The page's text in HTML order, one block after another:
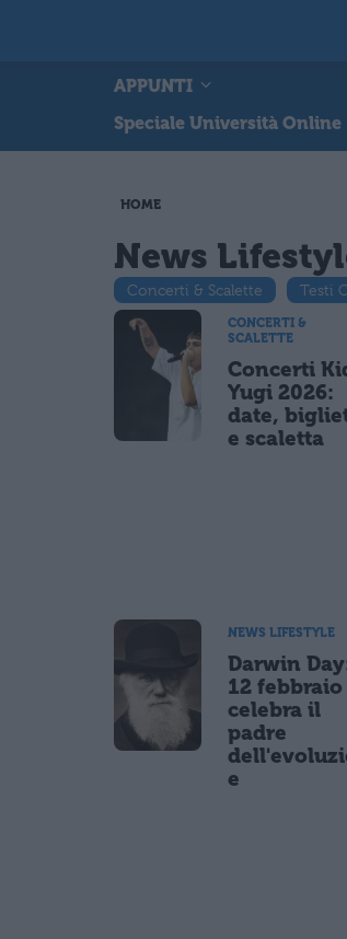
APPUNTI
Speciale Università Online
HOME
News
Concerti & Scalette Testi
CONCERTI &
SCALETTE
Concerti
Yugi 2026:
date,
e scaletta
NEWS LIFESTYLE
Darwin
12 febbraio
celebra il
padre
e